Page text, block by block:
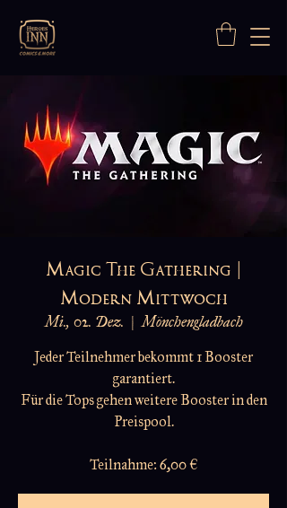
Magic The Gathering |
Modern Mittwoch
Mi., 02. Dez.
  |
Mönchengladbach
Jeder Teilnehmer bekommt 1 Booster
garantiert.
Für die Tops gehen weitere Booster in den
Preispool.
Teilnahme: 6,00 €